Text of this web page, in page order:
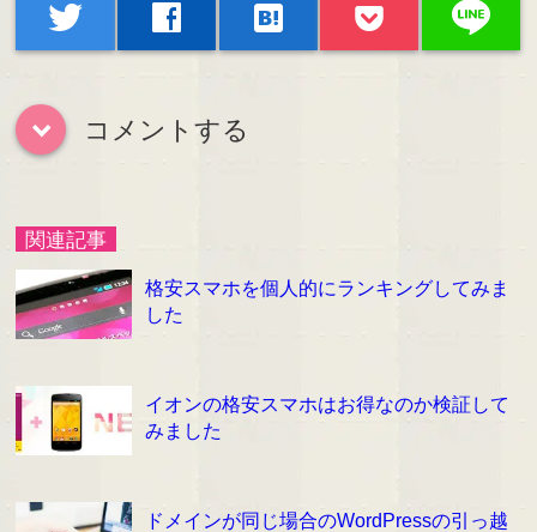
twitter facebook hatenabookmark line
down コメントする
関連記事
格安スマホを個人的にランキングしてみま
した
イオンの格安スマホはお得なのか検証して
みました
ドメインが同じ場合のWordPressの引っ越